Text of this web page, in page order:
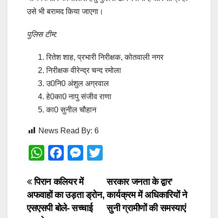
उसे भी बरामद किया जाएगा।
पुलिस टीम:
रितेश शाह, प्रभारी निरीक्षक, कोतवाली नगर
निरीक्षक वीरेन्द्र चन्द रमोला
उ0नि0 अंशुल अग्रवाल
हे0का0 नापु संजीव राणा
का0 सुनील चौहान
News Read By: 6
W
at
s
F
c
e
M
ss
e
tt
er
Post
navigation
सरकार जनता के द्वार’
कार्यक्रम में अधिकारियों ने
सुनी ग्रामीणों की समस्याएं
पिरान कलियर में
अफवाहों का उड़ता ड्रोन,
एसएसपी बोले- सच्चाई